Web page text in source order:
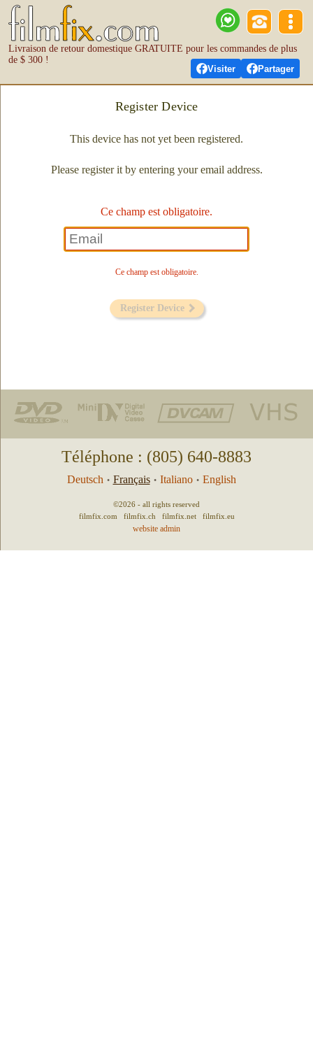
Visiter Partager
Livraison de retour domestique GRATUITE pour les commandes de plus
de $ 300 !
Register Device
This device has not yet been registered.
Please register it by entering your email address.
Ce champ est obligatoire.
Ce champ est obligatoire.
Register Device
Téléphone : (805) 640-8883
Deutsch • Français • Italiano • English
©2026 - all rights reserved
filmfix.com
filmfix.ch filmfix.net filmfix.eu
website admin